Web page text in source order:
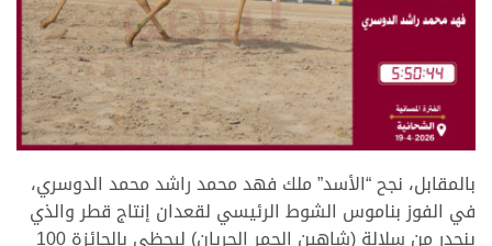
.
بالمقابل، نجح “الأسد” ملك فهد محمد راشد محمد الدوسري،
في الفوز بناموس الشوط الرئيسي لقعدان إنتاج قطر والذي
ينحدر من سلالة (شاهين الحمر الجريان) ليحظى بالجائزة 100